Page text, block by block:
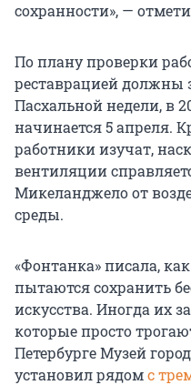
сохранности», —
По плану проверки
реставрацией должны
Пасхальной недели, в
начинается 5 апреля.
работники изучат,
вентиляции
Микеланджело от
среды.
«Фонтанка» писала,
пытаются сохранить
искусства. Иногда их
которые просто
Петербурге Музей
установил рядомс